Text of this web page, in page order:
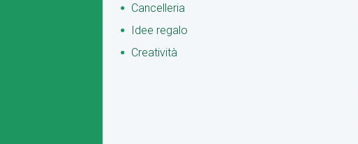
Cancelleria
Idee regalo
Creatività